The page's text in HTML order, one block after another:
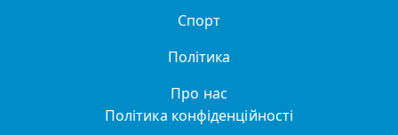
Спорт
Політика
Про нас
Політика конфіденційності